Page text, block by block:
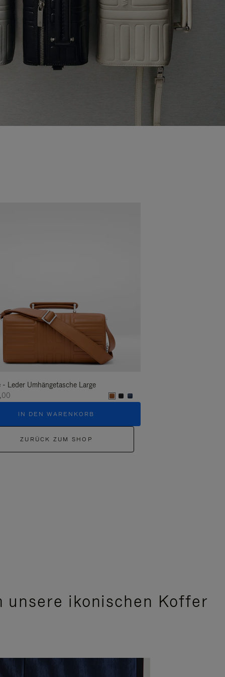
- Leder Umhängetasche Large
IN DEN WARENKORB
ZURÜCK ZUM SHOP
unsere ikonischen Koffer